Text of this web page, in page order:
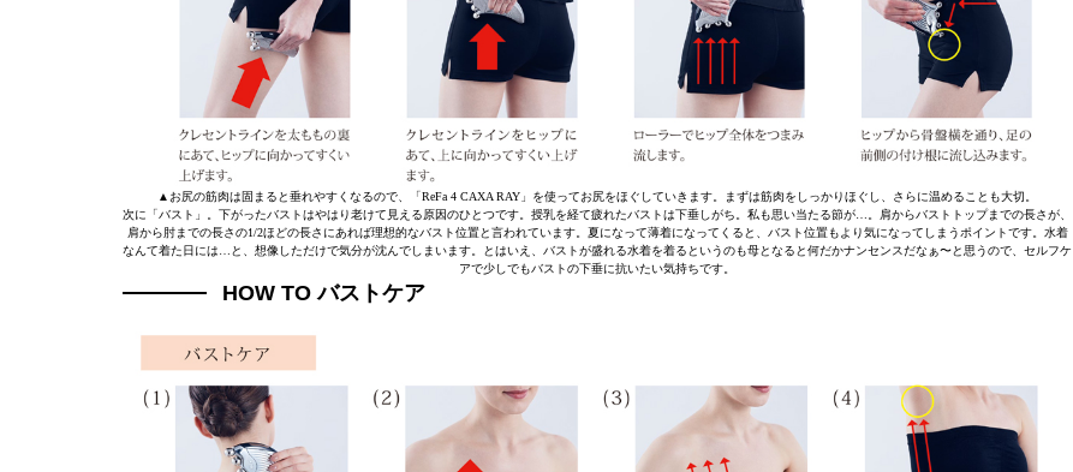
▲お尻の筋肉は固まると垂れやすくなるので、「ReFa 4 CAXA RAY」を使ってお尻をほぐしていきます。まずは筋肉をしっかりほぐし、さらに温めることも大切。
次に「バスト」。下がったバストはやはり老けて見える原因のひとつです。授乳を経て疲れたバストは下垂しがち。私も思い当たる節が…。肩からバストトップまでの長さが、
肩から肘までの長さの1/2ほどの長さにあれば理想的なバスト位置と言われています。夏になって薄着になってくると、バスト位置もより気になってしまうポイントです。水着
なんて着た日には…と、想像しただけで気分が沈んでしまいます。とはいえ、バストが盛れる水着を着るというのも母となると何だかナンセンスだなぁ〜と思うので、セルフケ
アで少しでもバストの下垂に抗いたい気持ちです。
HOW TO バストケア